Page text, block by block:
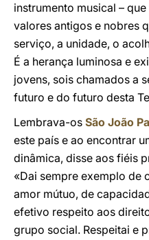
instrumento musical –
valores antigos e nobres
serviço, a unidade, o
É a herança luminosa e
jovens, sois chamados a
futuro e do futuro desta
Lembrava-os São João
este país e ao encontrar
dinâmica, disse aos fiéis
«Dai sempre exemplo de
amor mútuo, de
efetivo respeito aos
grupo social. Respeitai e